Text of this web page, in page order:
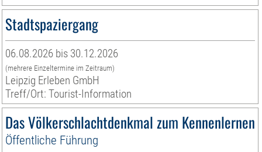
Stadtspaziergang
06.08.2026 bis 30.12.2026
(mehrere Einzeltermine im Zeitraum)
Leipzig Erleben GmbH
Treff/Ort: Tourist-Information
Das Völkerschlachtdenkmal zum Kennenlernen
Öffentliche Führung